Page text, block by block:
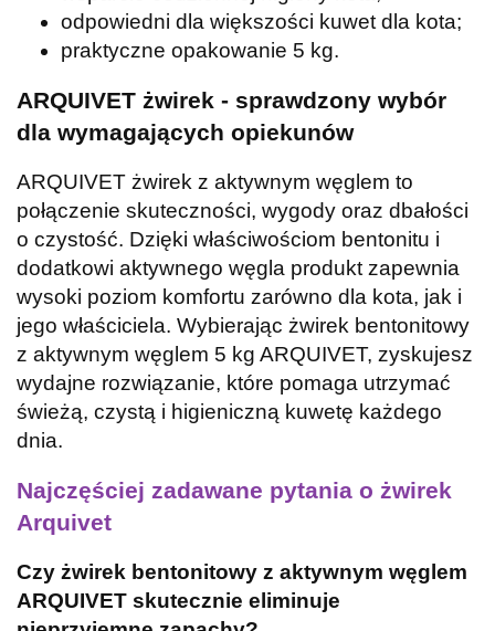
odpowiedni dla większości kuwet dla kota;
praktyczne opakowanie 5 kg.
ARQUIVET żwirek - sprawdzony wybór
dla wymagających opiekunów
ARQUIVET żwirek z aktywnym węglem to
połączenie skuteczności, wygody oraz dbałości
o czystość. Dzięki właściwościom bentonitu i
dodatkowi aktywnego węgla produkt zapewnia
wysoki poziom komfortu zarówno dla kota, jak i
jego właściciela. Wybierając żwirek bentonitowy
z aktywnym węglem 5 kg ARQUIVET, zyskujesz
wydajne rozwiązanie, które pomaga utrzymać
świeżą, czystą i higieniczną kuwetę każdego
dnia.
Najczęściej zadawane pytania o żwirek
Arquivet
Czy żwirek bentonitowy z aktywnym węglem
ARQUIVET skutecznie eliminuje